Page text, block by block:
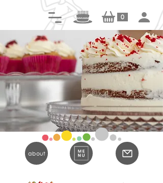
0
about